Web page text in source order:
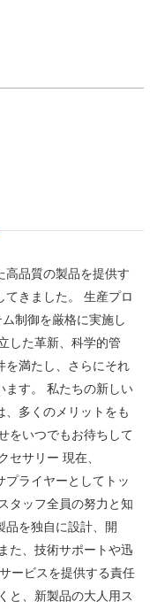
品質の製品を提供す
てきました。 生産プロ
制御を厳格に実施し
した革新、科学的管
を満たし、さらにそれ
ます。 私たちの新しい
、多くのメリットをも
をいつでもお待ちして
セサリー 現在、
ライヤーとしてトッ
タッフ全員の努力と知
品を独自に設計、開
た、技術サポートや迅
ービスを提供する責任
と、新製品の大人用ス